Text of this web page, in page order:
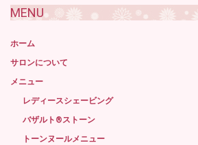
MENU
ホーム
サロンについて
メニュー
レディースシェービング
バザルト®ストーン
トーンヌールメニュー